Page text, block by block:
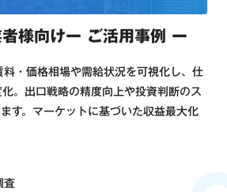
様向けー ご活用事例 ー
・価格相場や需給状況を可視化し、仕
。出口戦略の精度向上や投資判断のス
す。マーケットに基づいた収益最大化
査